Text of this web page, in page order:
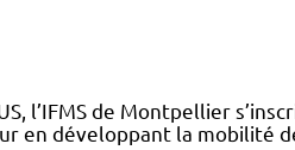
l’IFMS de Montpellier
en développant la mobilité